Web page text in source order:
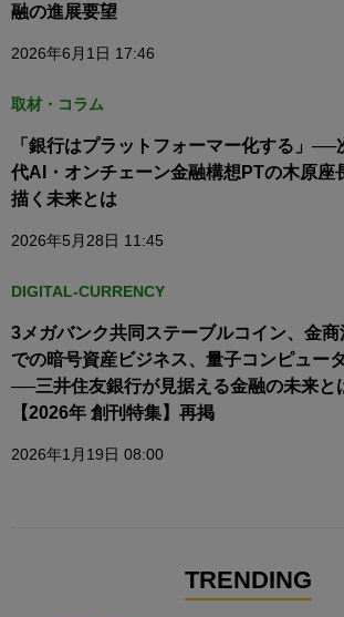
融の進展要望
2026年6月1日 17:46
取材・コラム
「銀行はプラットフォーマー化する」──
代AI・オンチェーン金融構想PTの木原座
描く未来とは
2026年5月28日 11:45
DIGITAL-CURRENCY
3メガバンク共同ステーブルコイン、金商
での暗号資産ビジネス、量子コンピュー
──三井住友銀行が見据える金融の未来と
【2026年 創刊特集】再掲
2026年1月19日 08:00
TRENDING